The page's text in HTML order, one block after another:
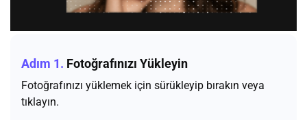
Adım 1. Fotoğrafınızı Yükleyin
Fotoğrafınızı yüklemek için sürükleyip bırakın veya
tıklayın.